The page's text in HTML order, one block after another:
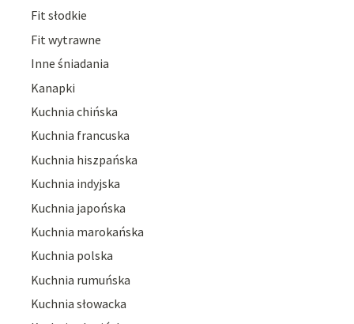
Fit słodkie
Fit wytrawne
Inne śniadania
Kanapki
Kuchnia chińska
Kuchnia francuska
Kuchnia hiszpańska
Kuchnia indyjska
Kuchnia japońska
Kuchnia marokańska
Kuchnia polska
Kuchnia rumuńska
Kuchnia słowacka